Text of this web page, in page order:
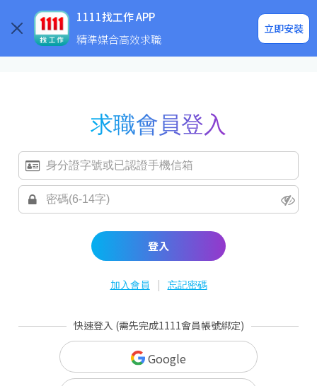
1111找工作 APP
精準媒合高效求職
立即安裝
企業求才
求職會員登入
登入
加入會員 | 忘記密碼
快速登入 (需先完成1111會員帳號綁定)
Google